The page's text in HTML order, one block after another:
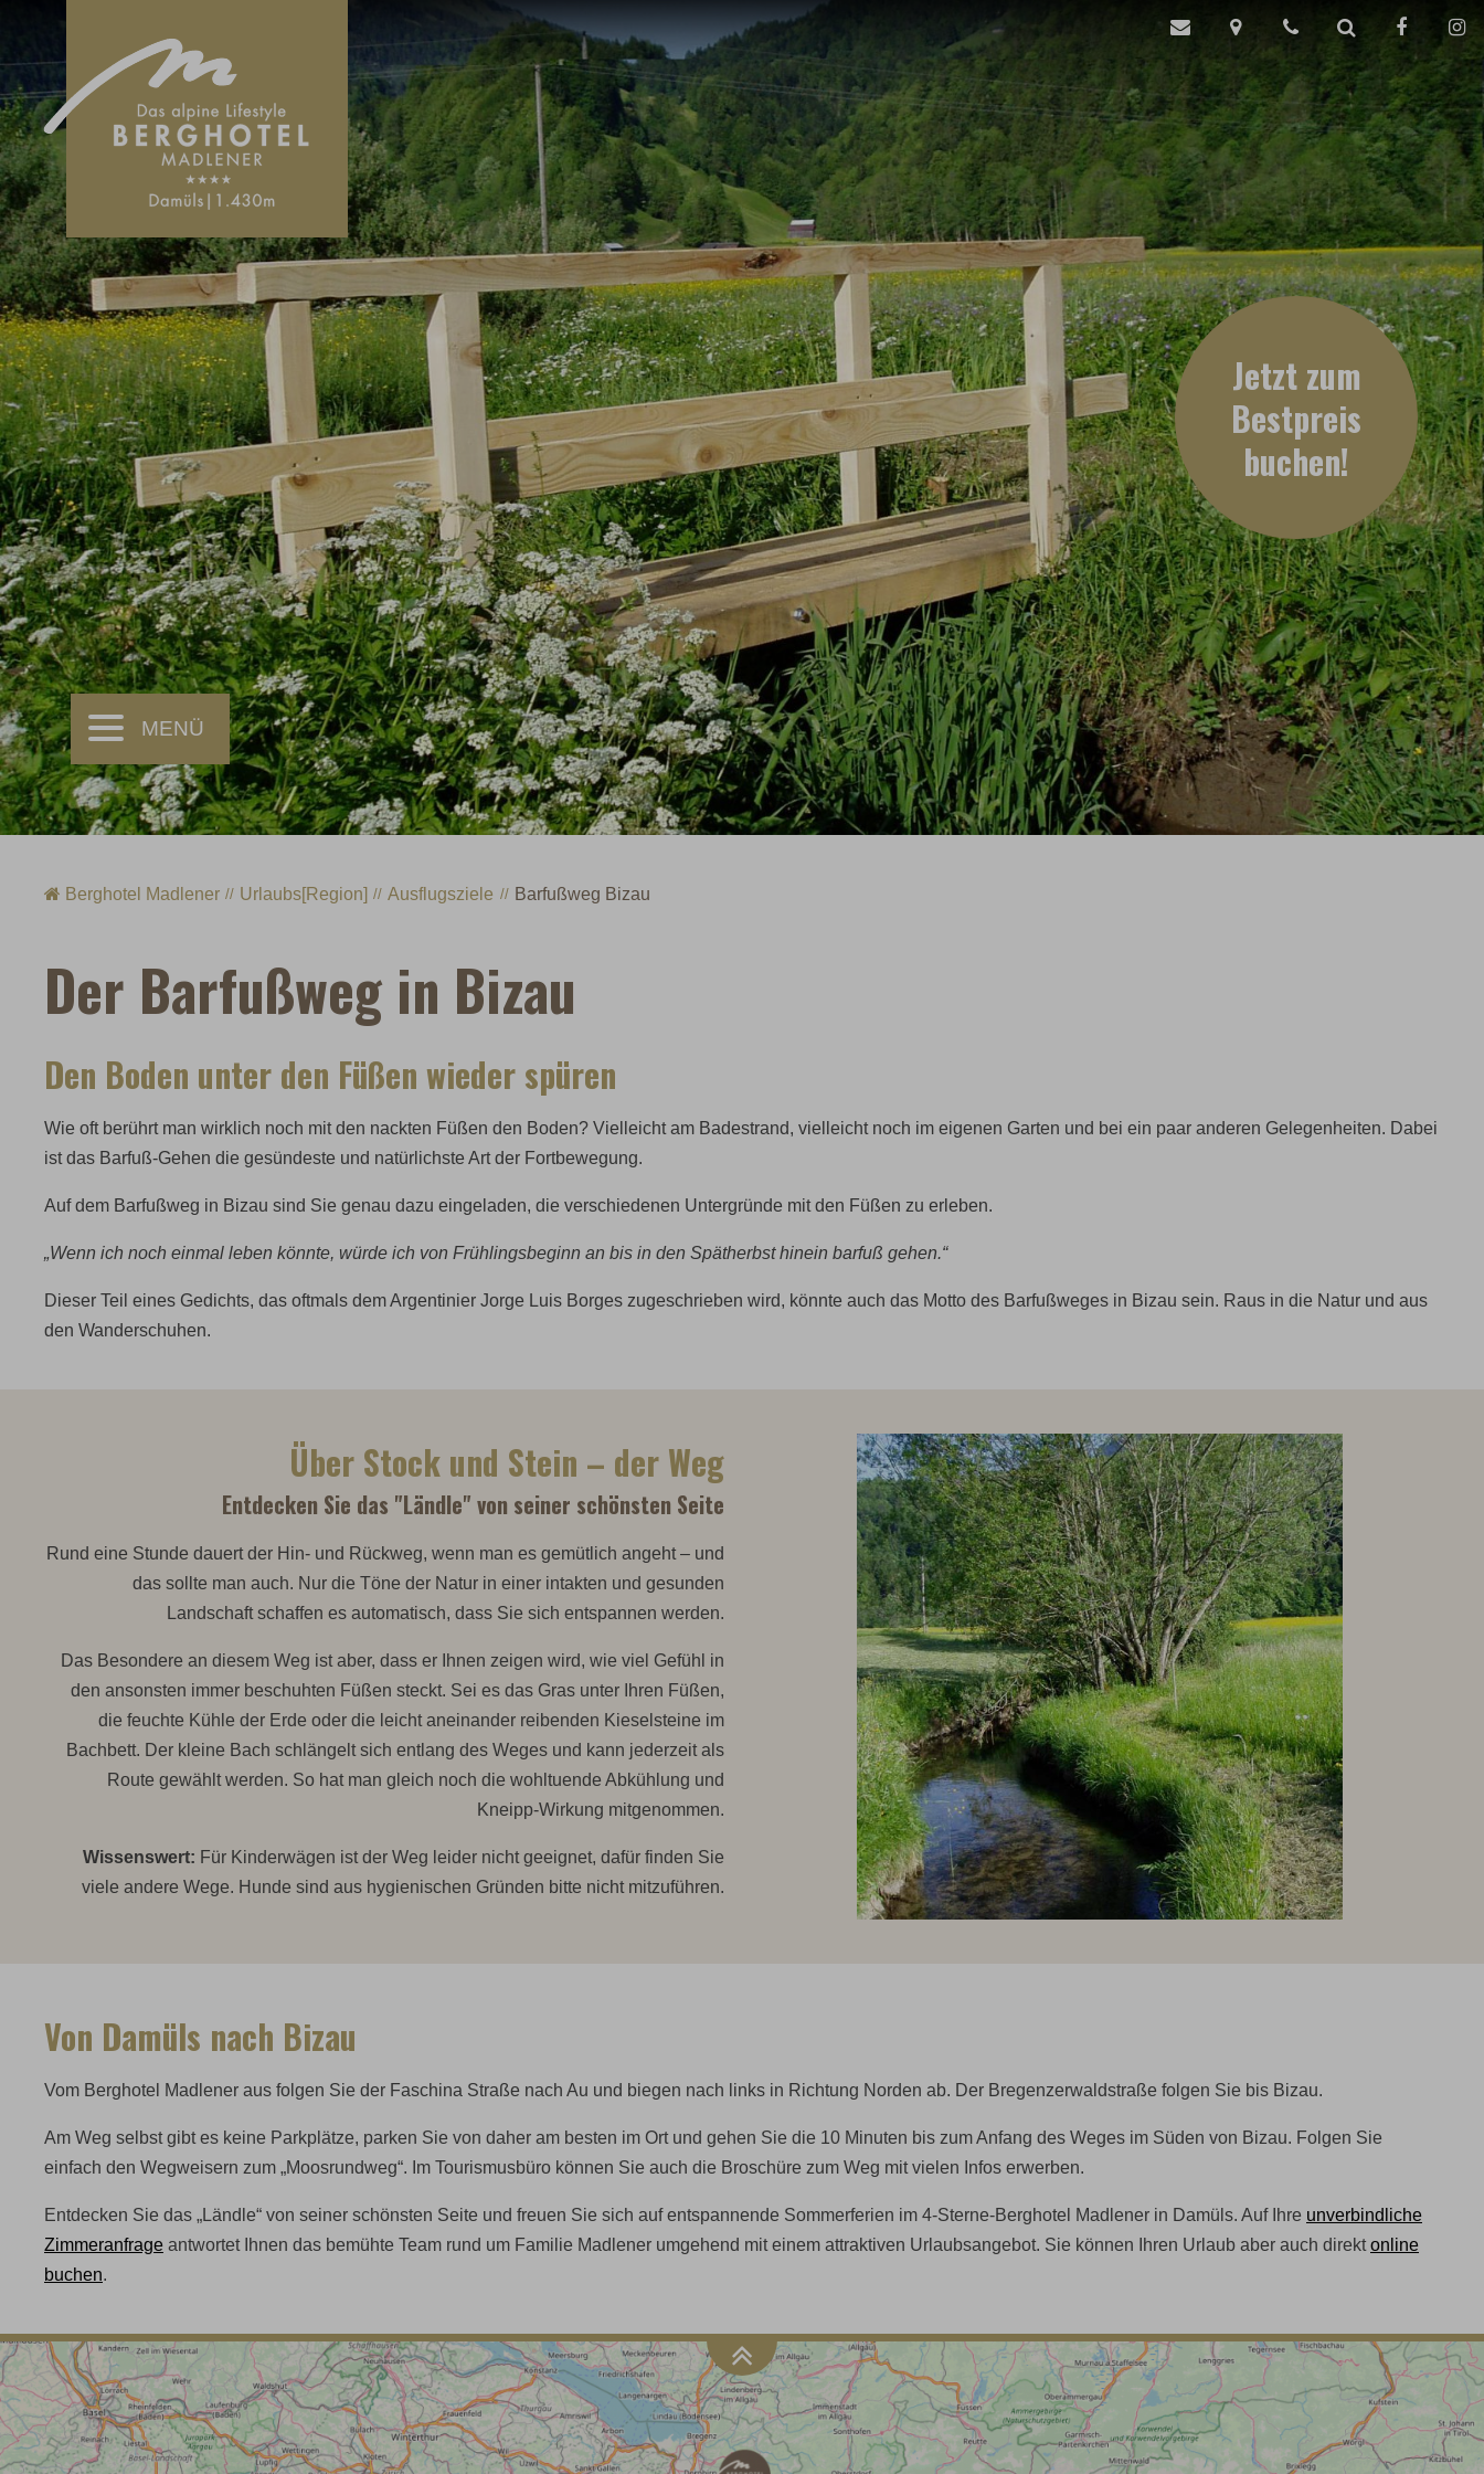
Jetzt zum
Bestpreis
buchen!
Berghotel Madlener Urlaubs[Region] Ausflugsziele Barfußweg Bizau
Der Barfußweg in Bizau
Den Boden unter den Füßen wieder spüren
Wie oft berührt man wirklich noch mit den nackten Füßen den Boden? Vielleicht am Badestrand, vielleicht noch im eigenen Garten und bei ein paar anderen Gelegenheiten. Dabei
ist das Barfuß-Gehen die gesündeste und natürlichste Art der Fortbewegung.
Auf dem Barfußweg in Bizau sind Sie genau dazu eingeladen, die verschiedenen Untergründe mit den Füßen zu erleben.
„Wenn ich noch einmal leben könnte, würde ich von Frühlingsbeginn an bis in den Spätherbst hinein barfuß gehen.“
Dieser Teil eines Gedichts, das oftmals dem Argentinier Jorge Luis Borges zugeschrieben wird, könnte auch das Motto des Barfußweges in Bizau sein. Raus in die Natur und aus
den Wanderschuhen.
Über Stock und Stein – der Weg
Entdecken Sie das "Ländle" von seiner schönsten Seite
Rund eine Stunde dauert der Hin- und Rückweg, wenn man es gemütlich angeht – und
das sollte man auch. Nur die Töne der Natur in einer intakten und gesunden
Landschaft schaffen es automatisch, dass Sie sich entspannen werden.
Das Besondere an diesem Weg ist aber, dass er Ihnen zeigen wird, wie viel Gefühl in
den ansonsten immer beschuhten Füßen steckt. Sei es das Gras unter Ihren Füßen,
die feuchte Kühle der Erde oder die leicht aneinander reibenden Kieselsteine im
Bachbett. Der kleine Bach schlängelt sich entlang des Weges und kann jederzeit als
Route gewählt werden. So hat man gleich noch die wohltuende Abkühlung und
Kneipp-Wirkung mitgenommen.
Wissenswert: Für Kinderwägen ist der Weg leider nicht geeignet, dafür finden Sie
viele andere Wege. Hunde sind aus hygienischen Gründen bitte nicht mitzuführen.
Von Damüls nach Bizau
Vom Berghotel Madlener aus folgen Sie der Faschina Straße nach Au und biegen nach links in Richtung Norden ab. Der Bregenzerwaldstraße folgen Sie bis Bizau.
Am Weg selbst gibt es keine Parkplätze, parken Sie von daher am besten im Ort und gehen Sie die 10 Minuten bis zum Anfang des Weges im Süden von Bizau. Folgen Sie
einfach den Wegweisern zum „Moosrundweg“. Im Tourismusbüro können Sie auch die Broschüre zum Weg mit vielen Infos erwerben.
Entdecken Sie das „Ländle“ von seiner schönsten Seite und freuen Sie sich auf entspannende Sommerferien im 4-Sterne-Berghotel Madlener in Damüls. Auf Ihre unverbindliche
Zimmeranfrage antwortet Ihnen das bemühte Team rund um Familie Madlener umgehend mit einem attraktiven Urlaubsangebot. Sie können Ihren Urlaub aber auch direktonline
buchen.